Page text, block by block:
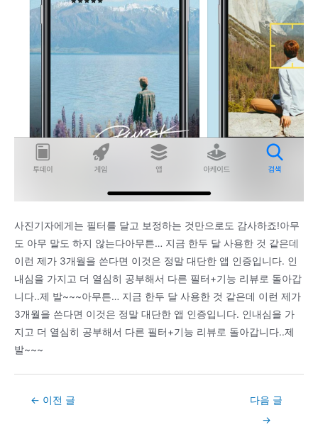
사진기자에게는 필터를 달고 보정하는 것만으로도 감사하죠!아무
도 아무 말도 하지 않는다아무튼… 지금 한두 달 사용한 것 같은데
이런 제가 3개월을 쓴다면 이것은 정말 대단한 앱 인증입니다. 인
내심을 가지고 더 열심히 공부해서 다른 필터+기능 리뷰로 돌아갑
니다..제 발~~~아무튼… 지금 한두 달 사용한 것 같은데 이런 제가
3개월을 쓴다면 이것은 정말 대단한 앱 인증입니다. 인내심을 가
지고 더 열심히 공부해서 다른 필터+기능 리뷰로 돌아갑니다..제
발~~~
Post← 이전 글
다음 글
→